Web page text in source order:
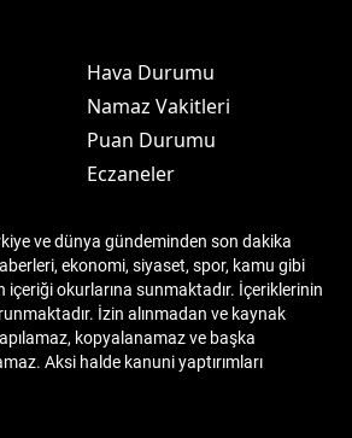
Hava Durumu
Namaz Vakitleri
Puan Durumu
Eczaneler
ve dünya gündeminden son dakika
ekonomi, siyaset, spor, kamu gibi
içeriği okurlarına sunmaktadır. İçeriklerinin
İzin alınmadan ve kaynak
kopyalanamaz ve başka
Aksi halde kanuni yaptırımları